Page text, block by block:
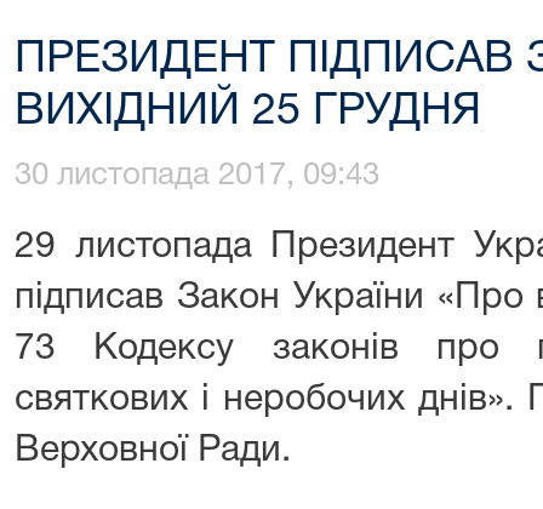
ПРЕЗИДЕНТ ПІДПИСАВ
ВИХІДНИЙ 25 ГРУДНЯ
30 листопада 2017, 09:43
29 листопада Президент
підписав Закон України «Про
73 Кодексу законів про
святкових і неробочих
Верховної Ради.